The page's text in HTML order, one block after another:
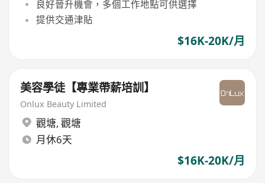
良好晉升機會，多個工作地點可供選擇
提供交通津貼
$16K-20K/月
美容學徒【專業帶薪培訓】
Onlux Beauty Limited
觀塘, 觀塘
月休6天
$16K-20K/月